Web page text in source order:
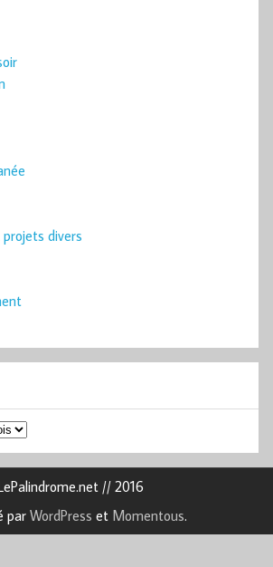
divers
// 2016
par WordPress et Momentous.